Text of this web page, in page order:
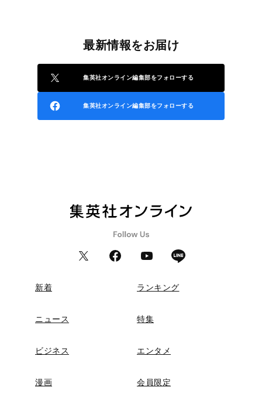
最新情報をお届け
集英社オンライン編集部をフォローする
集英社オンライン編集部をフォローする
新着 ランキング
ニュース 特集
ビジネス エンタメ
漫画 会員限定